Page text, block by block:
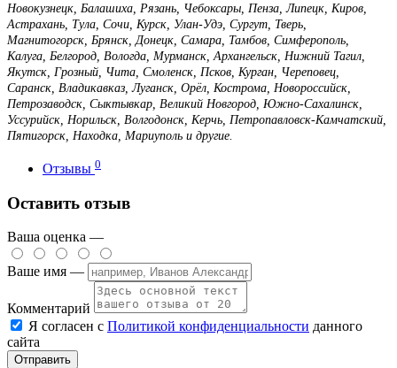
Новокузнецк, Балашиха, Рязань, Чебоксары, Пенза, Липецк, Киров,
Астрахань, Тула, Сочи, Курск, Улан-Удэ, Сургут, Тверь,
Магнитогорск, Брянск, Донецк, Самара, Тамбов, Симферополь,
Калуга, Белгород, Вологда, Мурманск, Архангельск, Нижний Тагил,
Якутск, Грозный, Чита, Смоленск, Псков, Курган, Череповец,
Саранск, Владикавказ, Луганск, Орёл, Кострома, Новороссийск,
Петрозаводск, Сыктывкар, Великий Новгород, Южно-Сахалинск,
Уссурийск, Норильск, Волгодонск, Керчь, Петропавловск-Камчатский,
Пятигорск, Находка, Мариуполь и другие.
Отзывы 0
Оставить отзыв
Ваша оценка —
Ваше имя —
Комментарий
Я согласен с Политикой конфиденциальности данного
сайта